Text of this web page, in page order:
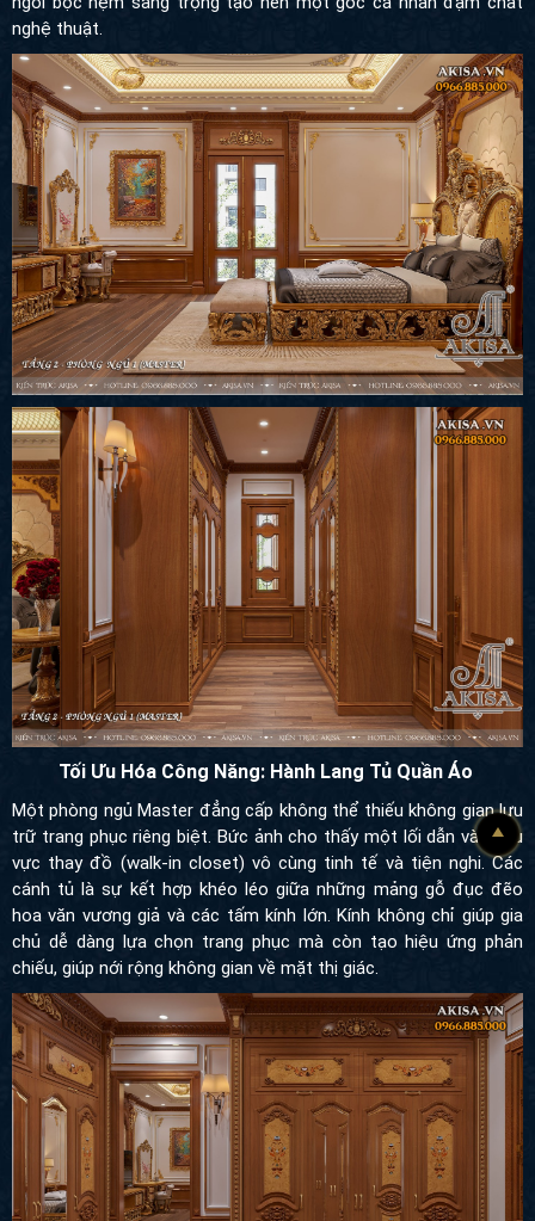
Tối Ưu Hóa Công Năng: Hành Lang Tủ Quần Áo
Một phòng ngủ Master đẳng cấp không thể thiếu không gian lưu
trữ trang phục riêng biệt. Bức ảnh cho thấy một lối dẫn vào khu
vực thay đồ (walk-in closet) vô cùng tinh tế và tiện nghi. Các
cánh tủ là sự kết hợp khéo léo giữa những mảng gỗ đục đẽo hoa
văn vương giả và các tấm kính lớn. Kính không chỉ giúp gia chủ dễ
dàng lựa chọn trang phục mà còn tạo hiệu ứng phản chiếu, giúp
nới rộng không gian về mặt thị giác.